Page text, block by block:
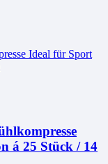
á 25 Stück / 14